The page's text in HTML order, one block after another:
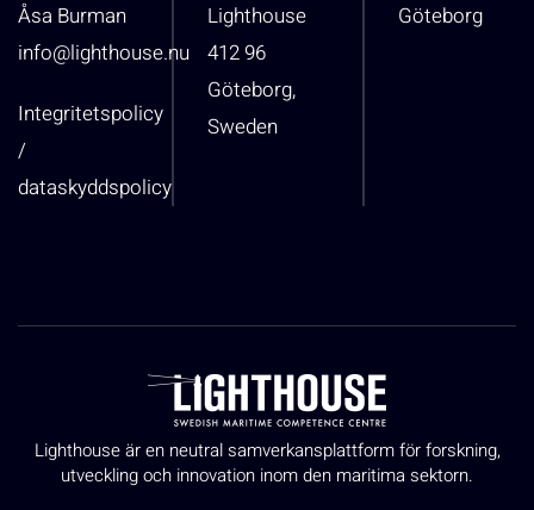
Åsa Burman
info@lighthouse.nu
Integritetspolicy
/
dataskyddspolicy
Lighthouse
412 96
Göteborg,
Sweden
Göteborg
Lighthouse är en neutral samverkansplattform för forskning,
utveckling och innovation inom den maritima sektorn.